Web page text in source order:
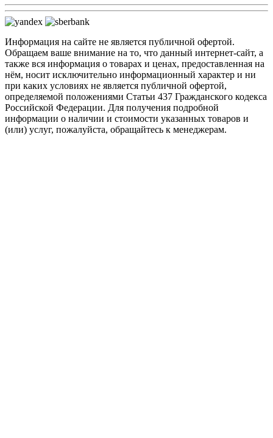
Информация на сайте не является публичной офертой.
Обращаем ваше внимание на то, что данный интернет-сайт, а
также вся информация о товарах и ценах, предоставленная на
нём, носит исключительно информационный характер и ни
при каких условиях не является публичной офертой,
определяемой положениями Статьи 437 Гражданского кодекса
Российской Федерации. Для получения подробной
информации о наличии и стоимости указанных товаров и
(или) услуг, пожалуйста, обращайтесь к менеджерам.